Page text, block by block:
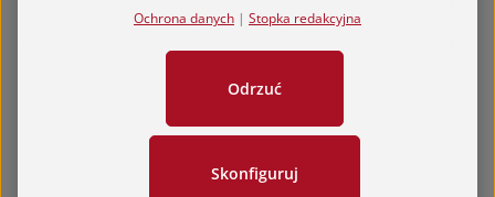
Ochrona danych | Stopka redakcyjna
Odrzuć
Skonfiguruj